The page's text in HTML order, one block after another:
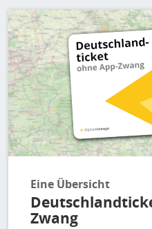
Bild
Eine Übersicht
Zwang